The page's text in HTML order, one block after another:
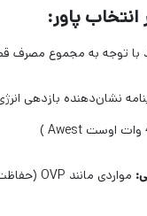
پاور:
با توجه به مجموع مصرف
مواردی مانند OVP (حفاظت در برابر ولتاژ بیش از حد)، OPP (حفاظت در برابر توان بیش از حد) و SCP (حفاظت در برابر اتصال کوتاه) برای ایمنی سیستم ضروری هستند.